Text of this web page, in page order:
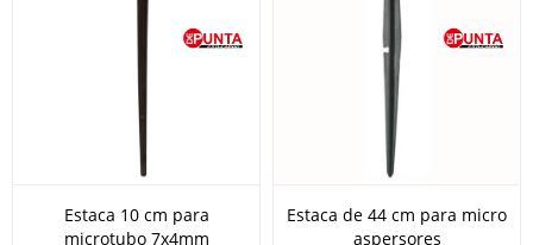
Estaca 10 cm para
microtubo 7x4mm
Estaca de 44 cm para micro
aspersores